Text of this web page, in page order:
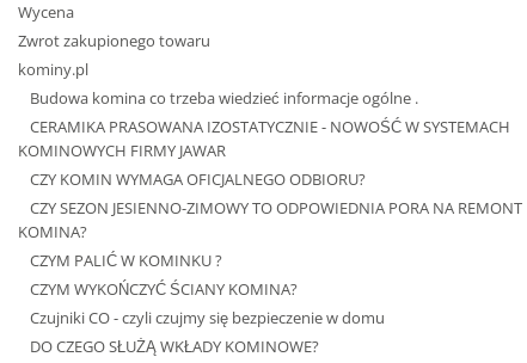
Wycena
Zwrot zakupionego towaru
kominy.pl
Budowa komina co trzeba wiedzieć informacje ogólne .
CERAMIKA PRASOWANA IZOSTATYCZNIE - NOWOŚĆ W SYSTEMACH
KOMINOWYCH FIRMY JAWAR
CZY KOMIN WYMAGA OFICJALNEGO ODBIORU?
CZY SEZON JESIENNO-ZIMOWY TO ODPOWIEDNIA PORA NA REMONT
KOMINA?
CZYM PALIĆ W KOMINKU ?
CZYM WYKOŃCZYĆ ŚCIANY KOMINA?
Czujniki CO - czyli czujmy się bezpieczenie w domu
DO CZEGO SŁUŻĄ WKŁADY KOMINOWE?